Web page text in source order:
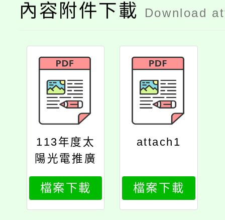
內容附件下載 Download
113年度太
陽光電推廣
種子教師培
訓課程
檔案下載
attach1
檔案下載